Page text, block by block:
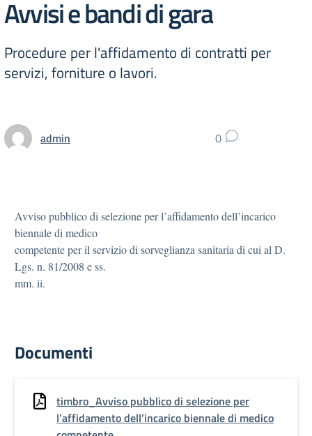
Avvisi e bandi di gara
Procedure per l'affidamento di contratti per
servizi, forniture o lavori.
admin 0
Avviso pubblico di selezione per l’affidamento dell’incarico
biennale di medico
competente per il servizio di sorveglianza sanitaria di cui al D.
Lgs. n. 81/2008 e ss.
mm. ii.
Documenti
timbro_Avviso pubblico di selezione per
l’affidamento dell’incarico biennale di medico